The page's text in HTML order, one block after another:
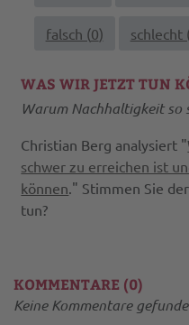
falsch (0) schlecht
WAS WIR JETZT TUN
Warum Nachhaltigkeit so
Christian Berg analysiert "
schwer zu erreichen ist
können ." Stimmen Sie
tun?
KOMMENTARE (0)
Keine Kommentare